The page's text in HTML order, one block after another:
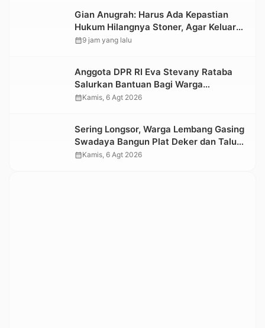
Gian Anugrah: Harus Ada Kepastian
Hukum Hilangnya Stoner, Agar Keluarga
tidak Larut dalam Trauma dan
calendar_month9 jam yang lalu
Anggota DPR RI Eva Stevany Rataba
Salurkan Bantuan Bagi Warga
Terdampak Longsor di Buntu Pepasan
calendar_monthKamis, 6 Agt 2026
Sering Longsor, Warga Lembang Gasing
Swadaya Bangun Plat Deker dan Talut
Jalan Penghubung Antar Lembang
calendar_monthKamis, 6 Agt 2026